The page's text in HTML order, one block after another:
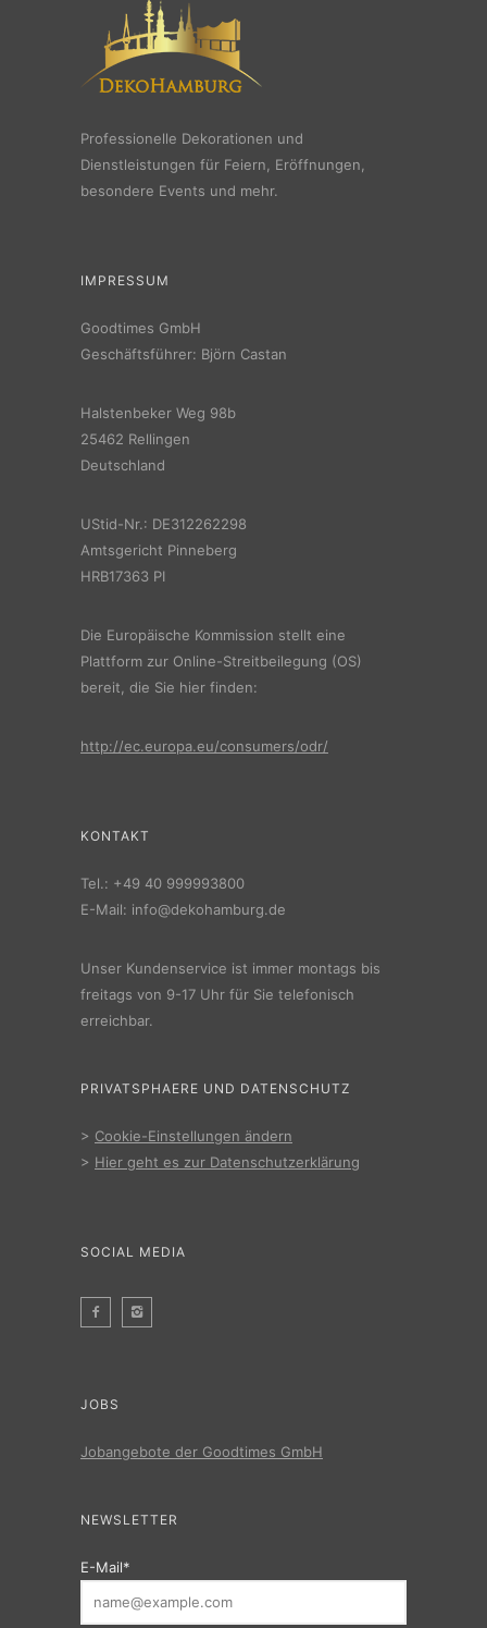
Professionelle Dekorationen und
Dienstleistungen für Feiern, Eröffnungen,
besondere Events und mehr.
IMPRESSUM
Goodtimes GmbH
Geschäftsführer: Björn Castan
Halstenbeker Weg 98b
25462 Rellingen
Deutschland
UStid-Nr.: DE312262298
Amtsgericht Pinneberg
HRB17363 PI
Die Europäische Kommission stellt eine
Plattform zur Online-Streitbeilegung (OS)
bereit, die Sie hier finden:
http://ec.europa.eu/consumers/odr/
KONTAKT
Tel.: +49 40 999993800
E-Mail: info@dekohamburg.de
Unser Kundenservice ist immer montags bis
freitags von 9-17 Uhr für Sie telefonisch
erreichbar.
PRIVATSPHAERE UND DATENSCHUTZ
> Cookie-Einstellungen ändern
> Hier geht es zur Datenschutzerklärung
SOCIAL MEDIA
JOBS
Jobangebote der Goodtimes GmbH
NEWSLETTER
E-Mail*